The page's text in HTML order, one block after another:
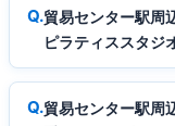
貿易センター駅周
ピラティススタジ
貿易センター駅周